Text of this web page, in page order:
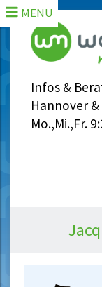
Infos &
Hannover
Mo.,Mi.,Fr.
MENU